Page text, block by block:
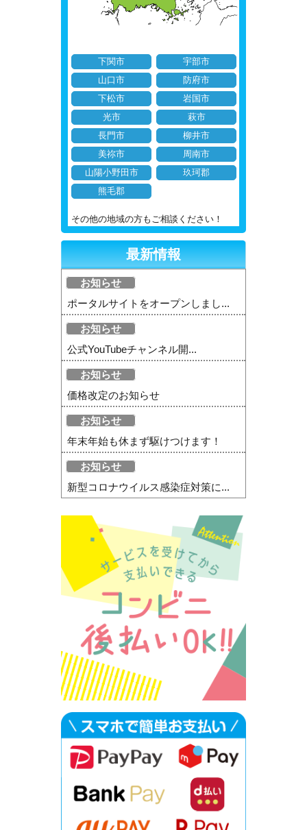
下関市
宇部市
山口市
防府市
下松市
岩国市
光市
萩市
長門市
柳井市
美祢市
周南市
山陽小野田市
玖珂郡
熊毛郡
その他の地域の方もご相談ください！
最新情報
お知らせ
ポータルサイトをオープンしまし...
お知らせ
公式YouTubeチャンネル開...
お知らせ
価格改定のお知らせ
お知らせ
年末年始も休まず駆けつけます！
お知らせ
新型コロナウイルス感染症対策に...